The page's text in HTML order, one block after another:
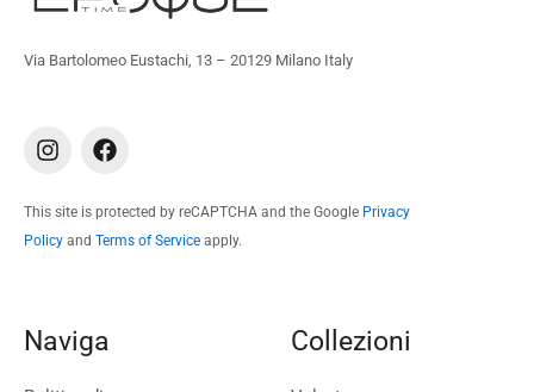
Via Bartolomeo Eustachi, 13 – 20129 Milano Italy
I
n
t
a
g
F
a
e
b
o
This site is protected by reCAPTCHA and the Google Privacy
Policy and Terms of Service apply.
Naviga Collezioni